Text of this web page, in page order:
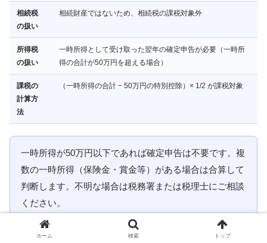
相続税
の扱い
相続財産ではないため、相続税の課税対象外
所得税
の扱い
一時所得として受け取った翌年の確定申告が必要（一時所
得の合計が50万円を超える場合）
課税の
計算方
法
（一時所得の合計 − 50万円の特別控除）× 1/2 が課税対象
一時所得が50万円以下であれば確定申告は不要です。複
数の一時所得（保険金・賞金等）がある場合は合算して
判断します。不明な場合は税務署または税理士にご相談
ください。
ホーム 検索 トップ